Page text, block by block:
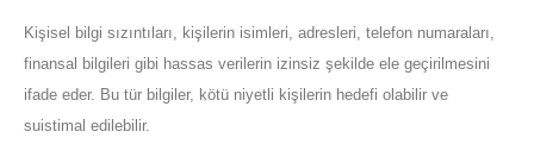
Kişisel bilgi sızıntıları, kişilerin isimleri, adresleri, telefon numaraları,
finansal bilgileri gibi hassas verilerin izinsiz şekilde ele geçirilmesini
ifade eder. Bu tür bilgiler, kötü niyetli kişilerin hedefi olabilir ve
suistimal edilebilir.